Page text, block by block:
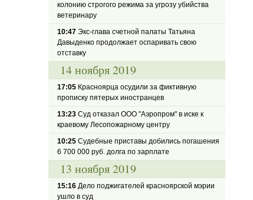
колонию строгого режима за угрозу убийства
ветеринару
10:47 Экс-глава счетной палаты Татьяна
Давыденко продолжает оспаривать свою
отставку
14 ноября 2019
17:05 Красноярца осудили за фиктивную
прописку пятерых иностранцев
13:23 Суд отказал ООО "Аэропром" в иске к
краевому Лесопожарному центру
10:25 Судебные приставы добились погашения
6 700 000 руб. долга по зарплате
13 ноября 2019
15:16 Дело поджигателей красноярской мэрии
ушло в суд